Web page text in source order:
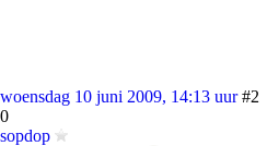
woensdag 10 juni 2009, 14:13 uur #2
0
sopdop